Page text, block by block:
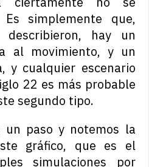
simplemente que,
describieron, hay un
al movimiento, y un
y cualquier escenario
22 es más probable
segundo tipo.
un paso y notemos la
gráfico, que es el
simulaciones por